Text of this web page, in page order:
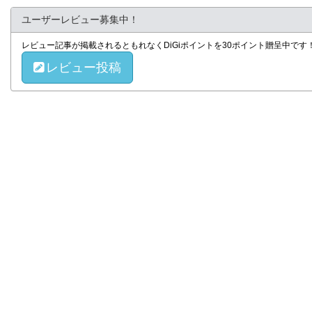
ユーザーレビュー募集中！
レビュー記事が掲載されるともれなくDiGiポイントを30ポイント贈呈中で
レビュー投稿